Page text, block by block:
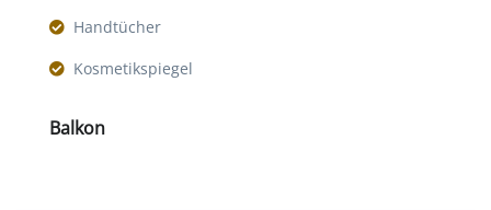
Handtücher
Kosmetikspiegel
Balkon